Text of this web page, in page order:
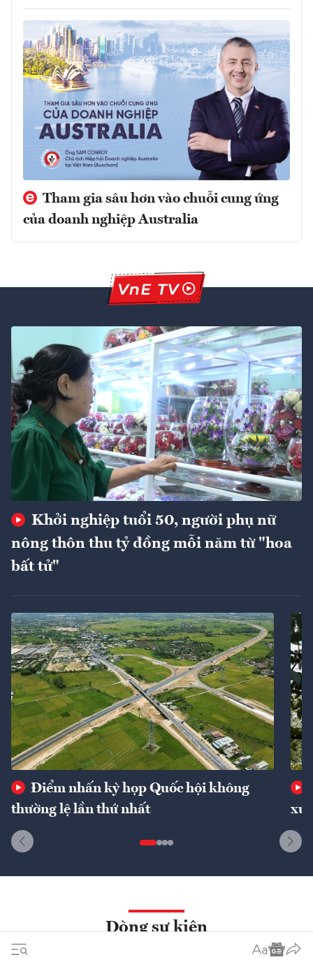
Tham gia sâu hơn vào chuỗi cung ứng
của doanh nghiệp Australia
Khởi nghiệp tuổi 50, người phụ nữ
nông thôn thu tỷ đồng mỗi năm từ "hoa
bất tử"
Điểm nhấn kỳ họp Quốc hội không
thường lệ lần thứ nhất
Dòng sự kiện